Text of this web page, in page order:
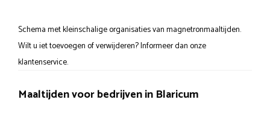
Schema met kleinschalige organisaties van magnetronmaaltijden.
Wilt u iet toevoegen of verwijderen? Informeer dan onze
klantenservice.
Maaltijden voor bedrijven in Blaricum